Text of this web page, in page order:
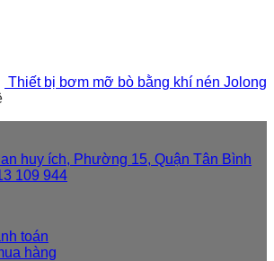
Thiết bị bơm mỡ bò bằng khí nén Jolong
huy ích, Phường 15, Quận Tân Bình
109 944
toán
hàng